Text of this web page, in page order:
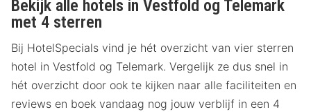
Bekijk alle hotels in Vestfold og Telemark
met 4 sterren
Bij HotelSpecials vind je hét overzicht van vier sterren
hotel in Vestfold og Telemark. Vergelijk ze dus snel in
hét overzicht door ook te kijken naar alle faciliteiten en
reviews en boek vandaag nog jouw verblijf in een 4